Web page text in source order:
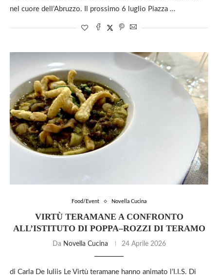
nel cuore dell’Abruzzo. Il prossimo 6 luglio Piazza …
Food/Event Novella Cucina
VIRTÙ TERAMANE A CONFRONTO
ALL’ISTITUTO DI POPPA–ROZZI DI TERAMO
Da Novella Cucina 24 Aprile 2026
di Carla De Iuliis Le Virtù teramane hanno animato l’I.I.S. Di